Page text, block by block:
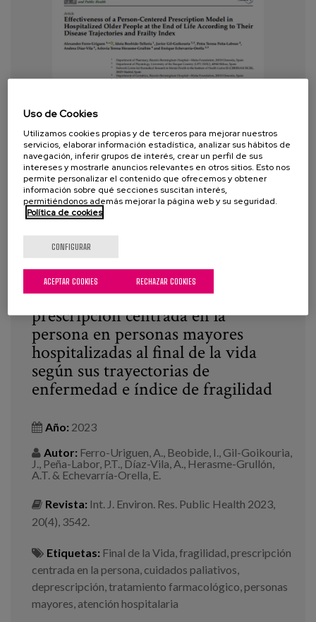
Eficacia de un modelo de
prescripción centrada en la
persona en personas mayores
hospitalizadas al final de la vida
según sus trayectorias de
enfermedad e índice de fragilidad
Año: 2023
Autor: Ferro-Uriguen, A., Beobide, I., Gil-Goikouria,
J., Peña-Labor, P.T., Díaz-Vila, A., Herasme-Grullón,
A.T. & Echevarría-Orella, E.
Revista: Int. J. Environ. Res. Public Health 2023,
20(4), 3542.
Etiquetas: Final de la Vida,fragilidad,prescripción
centrada en la persona, cuidados paliativos,
deprescripción,tratamiento farmacológico,personas
mayores, atención hospitalaria
Uso de Cookies
Utilizamos cookies propias y de terceros para mejorar nuestros
servicios, elaborar información estadística, analizar sus hábitos de
navegación, inferir grupos de interés, crear un perfil de sus
intereses y mostrarle anuncios relevantes en otros sitios. Esto nos
permite personalizar el contenido que ofrecemos y obtener
información sobre qué secciones suscitan interés,
permitiéndonos además mejorar la página web y su seguridad.
Política de cookies
CONFIGURAR
RECHAZAR COOKIES
ACEPTAR COOKIES